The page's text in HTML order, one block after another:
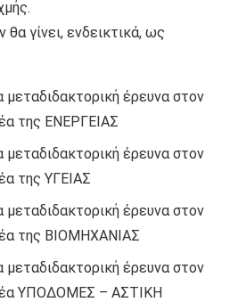
γίνει, ενδεικτικά, ως
μεταδιδακτορική έρευνα στον
της ΕΝΕΡΓΕΙΑΣ
μεταδιδακτορική έρευνα στον
της ΥΓΕΙΑΣ
μεταδιδακτορική έρευνα στον
της ΒΙΟΜΗΧΑΝΙΑΣ
μεταδιδακτορική έρευνα στον
ΥΠΟΔΟΜΕΣ – ΑΣΤΙΚΗ